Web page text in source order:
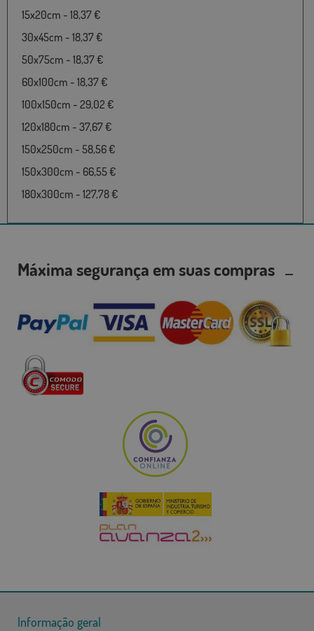
15x20cm - 18,37 €
30x45cm - 18,37 €
50x75cm - 18,37 €
60x100cm - 18,37 €
100x150cm - 29,02 €
120x180cm - 37,67 €
150x250cm - 58,56 €
150x300cm - 66,55 €
180x300cm - 127,78 €
Máxima segurança em suas compras
Informação geral